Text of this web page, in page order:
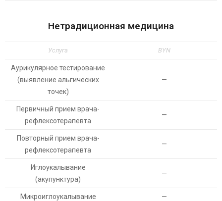
Нетрадиционная медицина
Услуга BYN
Аурикулярное тестирование
(выявление альгических
точек)
—
Первичный прием врача-
рефлексотерапевта
—
Повторный прием врача-
рефлексотерапевта
—
Иглоукалывание
(акупунктура)
—
Микроиглоукалывание —